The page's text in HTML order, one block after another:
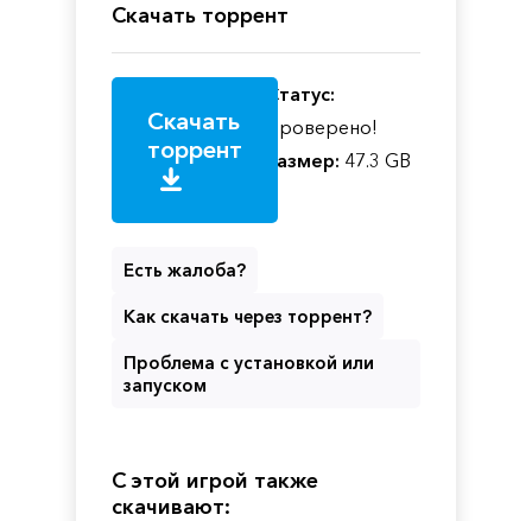
Скачать торрент
Скачать
торрент
Статус:
Проверено!
Размер: 47.3 GB
Есть жалоба?
Как скачать через торрент?
Проблема с установкой или
запуском
С этой игрой также
скачивают: